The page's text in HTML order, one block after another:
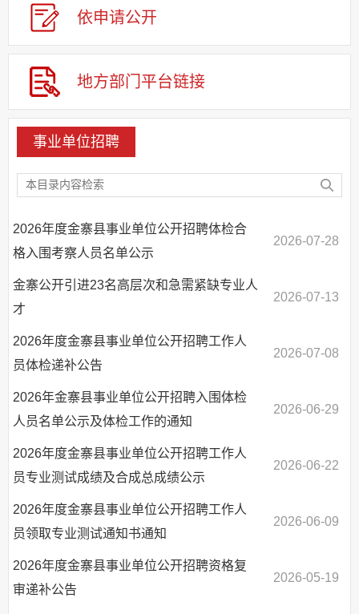
回应关切
监督保障
其他法定信息
基层重点领域信息公开
依申请公开
地方部门 平台链接
事业单位招聘
2026年度金寨县事业单位公开招聘体检合
格入围考察人员名单公示
2026-07-28
金寨公开引进23名高层次和急需紧缺专业人
才
2026-07-13
2026年度金寨县事业单位公开招聘工作人
员体检递补公告
2026-07-08
2026年金寨县事业单位公开招聘入围体检
人员名单公示及体检工作的通知
2026-06-29
2026年度金寨县事业单位公开招聘工作人
员专业测试成绩及合成总成绩公示
2026-06-22
2026年度金寨县事业单位公开招聘工作人
员领取专业测试通知书通知
2026-06-09
2026年度金寨县事业单位公开招聘资格复
审递补公告
2026-05-19